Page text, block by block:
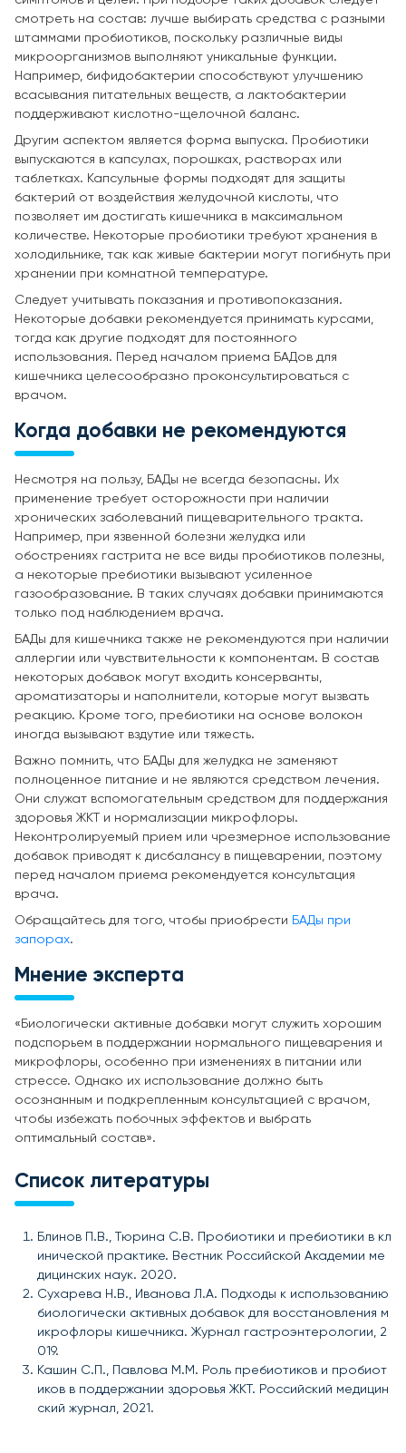
смотреть на состав: лучше выбирать средства с разными
штаммами пробиотиков, поскольку различные виды
микроорганизмов выполняют уникальные функции.
Например, бифидобактерии способствуют улучшению
всасывания питательных веществ, а лактобактерии
поддерживают кислотно-щелочной баланс.
Другим аспектом является форма выпуска. Пробиотики
выпускаются в капсулах, порошках, растворах или
таблетках. Капсульные формы подходят для защиты
бактерий от воздействия желудочной кислоты, что
позволяет им достигать кишечника в максимальном
количестве. Некоторые пробиотики требуют хранения в
холодильнике, так как живые бактерии могут погибнуть при
хранении при комнатной температуре.
Следует учитывать показания и противопоказания.
Некоторые добавки рекомендуется принимать курсами,
тогда как другие подходят для постоянного
использования. Перед началом приема БАДов для
кишечника целесообразно проконсультироваться с
врачом.
Когда добавки не рекомендуются
Несмотря на пользу, БАДы не всегда безопасны. Их
применение требует осторожности при наличии
хронических заболеваний пищеварительного тракта.
Например, при язвенной болезни желудка или
обострениях гастрита не все виды пробиотиков полезны,
а некоторые пребиотики вызывают усиленное
газообразование. В таких случаях добавки принимаются
только под наблюдением врача.
БАДы для кишечника также не рекомендуются при наличии
аллергии или чувствительности к компонентам. В состав
некоторых добавок могут входить консерванты,
ароматизаторы и наполнители, которые могут вызвать
реакцию. Кроме того, пребиотики на основе волокон
иногда вызывают вздутие или тяжесть.
Важно помнить, что БАДы для желудка не заменяют
полноценное питание и не являются средством лечения.
Они служат вспомогательным средством для поддержания
здоровья ЖКТ и нормализации микрофлоры.
Неконтролируемый прием или чрезмерное использование
добавок приводят к дисбалансу в пищеварении, поэтому
перед началом приема рекомендуется консультация
врача.
Обращайтесь для того, чтобы приобрести БАДы при
запорах.
Мнение эксперта
«Биологически активные добавки могут служить хорошим
подспорьем в поддержании нормального пищеварения и
микрофлоры, особенно при изменениях в питании или
стрессе. Однако их использование должно быть
осознанным и подкрепленным консультацией с врачом,
чтобы избежать побочных эффектов и выбрать
оптимальный состав».
Список литературы
Блинов П.В., Тюрина С.В. Пробиотики и пребиотики в кл
инической практике. Вестник Российской Академии ме
дицинских наук. 2020.
Сухарева Н.В., Иванова Л.А. Подходы к использованию
биологически активных добавок для восстановления м
икрофлоры кишечника. Журнал гастроэнтерологии, 2
019.
Кашин С.П., Павлова М.М. Роль пребиотиков и пробиот
иков в поддержании здоровья ЖКТ. Российский медицин
ский журнал, 2021.